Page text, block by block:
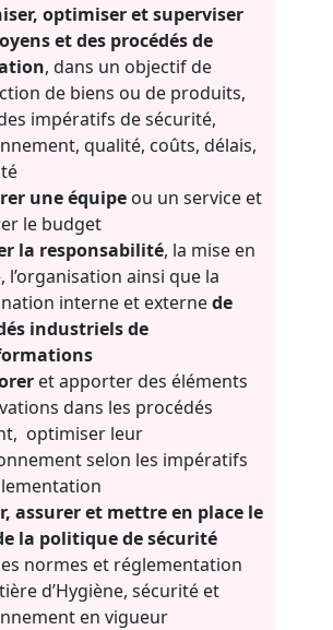
optimiser et superviser
et des procédés de
, dans un objectif de
de biens ou de produits,
impératifs de sécurité,
qualité, coûts, délais,
une équipeou un service et
le budget
la responsabilité, la mise en
ainsi que la
interne et externede
industriels de
et apporter des éléments
dans les procédés
optimiser leur
selon les impératifs
assurer et mettre en place le
la politique de sécurité
normes et réglementation
d’Hygiène, sécurité et
en vigueur